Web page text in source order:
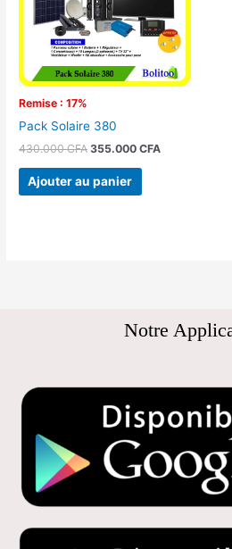
Remise : 17%
Pack Solaire 380
430.000CFA 355.000CFA
Ajouter au panier
Notre